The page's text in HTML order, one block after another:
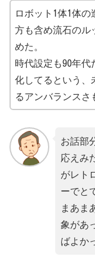
ロボット1体1体の
方も含め流石のル
めた。
時代設定も90年代
化してるという、
るアンバランスさ
お話部
応えみ
がレト
ーでと
まあま
象があ
ばよか